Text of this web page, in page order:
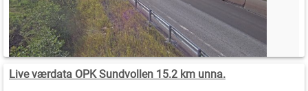
Live værdata OPK Sundvollen 15.2 km unna.